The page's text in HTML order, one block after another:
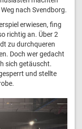
nach Svendborg.
erwiesen, fing
richtig an. Über 2
zu durchqueren
Doch wer gedacht
sich getäuscht.
und stellte